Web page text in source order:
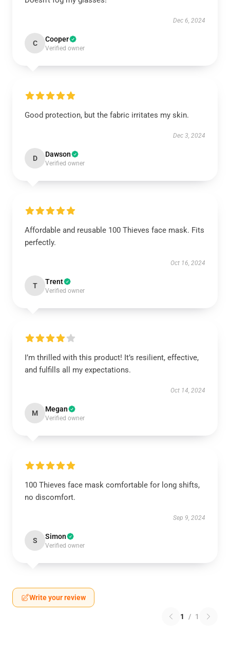
Dec 6, 2024
C Cooper
Verified owner
Good protection, but the fabric irritates my skin.
Dec 3, 2024
D Dawson
Verified owner
Affordable and reusable 100 Thieves face mask. Fits
perfectly.
Oct 16, 2024
T Trent
Verified owner
I’m thrilled with this product! It’s resilient, effective,
and fulfills all my expectations.
Oct 14, 2024
M Megan
Verified owner
100 Thieves face mask comfortable for long shifts,
no discomfort.
Sep 9, 2024
S Simon
Verified owner
Write your review
1 / 1